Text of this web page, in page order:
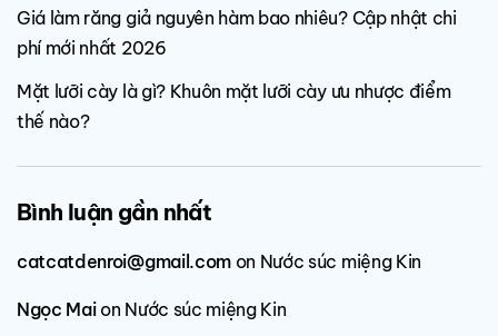
Giá làm răng giả nguyên hàm bao nhiêu? Cập nhật chi
phí mới nhất 2026
Mặt lưỡi cày là gì? Khuôn mặt lưỡi cày ưu nhược điểm
thế nào?
Bình luận gần nhất
catcatdenroi@gmail.comon Nước súc miệng Kin
Ngọc Maion Nước súc miệng Kin